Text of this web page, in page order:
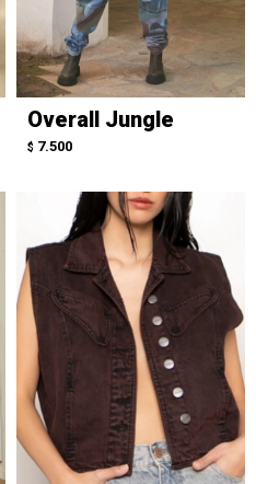
Overall Jungle
$ 7.500